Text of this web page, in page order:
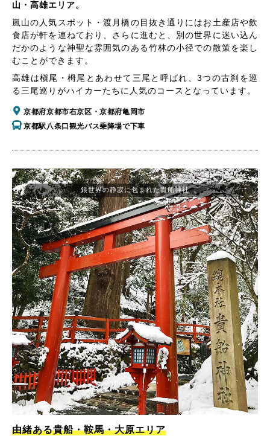
山・高雄エリア。
嵐山の人気スポット・渡月橋の目抜き通りにはお土産店や飲
食店が軒を連ねており、さらに進むと、別の世界に迷い込ん
だかのような神聖な雰囲気のある竹林の小径での散策を楽し
むことができます。
高雄は槇尾・栂尾とあわせて三尾と呼ばれ、3つの古刹を巡
る三尾巡りがハイカーたちに人気のコースとなっています。
京都府京都市右京区・京都府亀岡市
京都駅八条口観光バス乗降場で下車
由緒ある貴船・鞍馬・大原エリア
銀世界の静寂に包まれた貴船神社